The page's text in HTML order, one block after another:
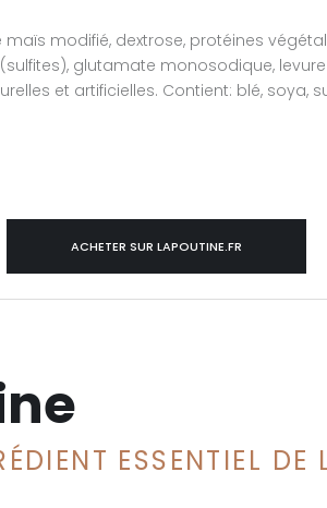
modifié, dextrose, protéines
glutamate monosodique,
et artificielles. Contient: blé, soya,
ACHETER SUR LAPOUTINE.FR
ESSENTIEL